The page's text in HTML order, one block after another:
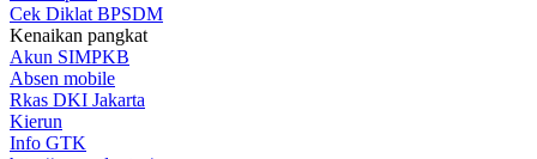
Cek Diklat BPSDM
Kenaikan pangkat
Akun SIMPKB
Absen mobile
Rkas DKI Jakarta
Kierun
Info GTK